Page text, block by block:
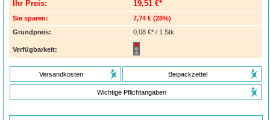
Ihr Preis: 19,51 €*
Sie sparen: 7,74 € (28%)
Grundpreis:
0,08 €* / 1 Stk
Verfügbarkeit:
Versandkosten Beipackzettel
Wichtige Pflichtangaben